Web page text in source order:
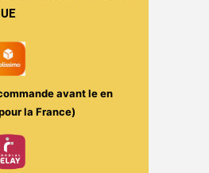
UE
avant leen
la France)